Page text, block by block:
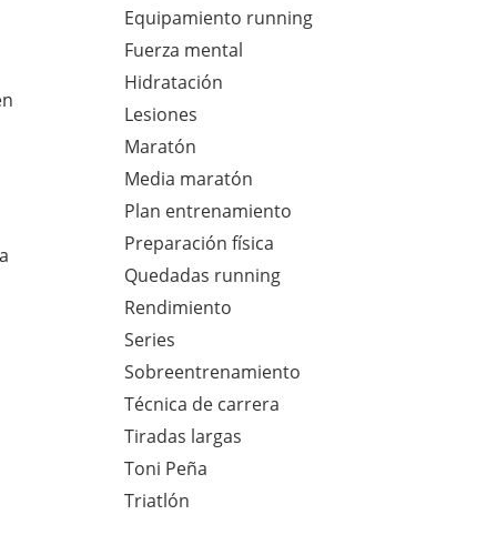
Equipamiento running
Fuerza mental
Hidratación
Lesiones
Maratón
Media maratón
Plan entrenamiento
Preparación física
Quedadas running
Rendimiento
Series
Sobreentrenamiento
Técnica de carrera
Tiradas largas
Toni Peña
Triatlón